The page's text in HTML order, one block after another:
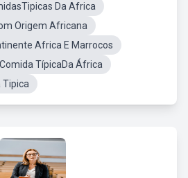
Da Africa
Origem Africana
Africa E Marrocos
Comida TípicaDa África
Tipica